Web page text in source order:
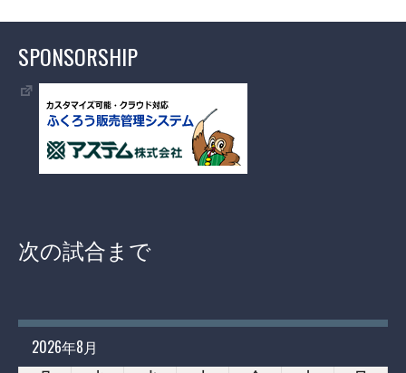
SPONSORSHIP
次の試合まで
2026年8月